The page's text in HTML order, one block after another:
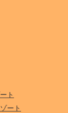
ト
ート